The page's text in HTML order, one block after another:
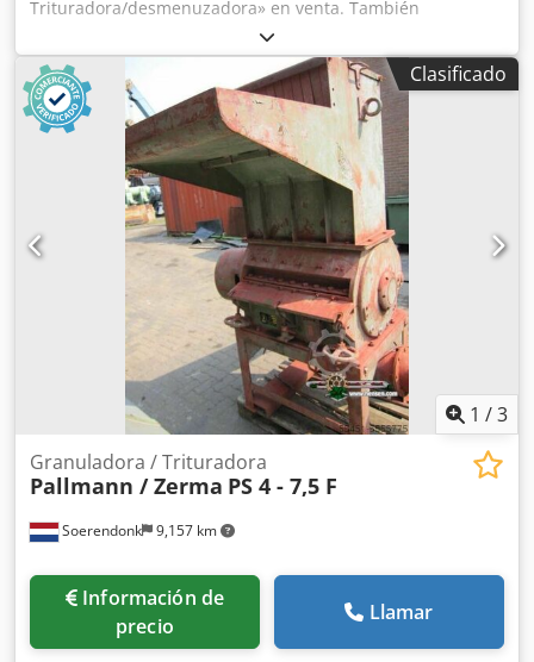
gestión de residuos. GAMA DE MODELOS Y
ESPECIFICACIONES TÉCNICAS • FGR S: Capacidad: Hasta
400 kg/h | Potencia total: 15 kW | Rotor: 350x400 mm |
Cuchillas (R+S): 7+2 • FGR M: Capacidad: Hasta 800 kg/h |
Potencia total: 30 kW | Rotor: 350x800 mm | Cuchillas
(R+S): 14+4 • FGR L: Capacidad: Hasta 1.300 kg/h | Potencia
total: 45 kW | Rotor: 350x1200 mm | Cuchillas (R+S): 21+6 •
FGR XL: Capacidad: Hasta 2.000 kg/h | Potencia total: 75 kW
| Rotor: 350x1600 mm | Cuchillas (R+S): 28+8 ¿Listo para
mejorar sus capacidades de reciclaje industrial con una
granulación de alto rendimiento? Contáctenos para una
cotización personalizada, dibujos técnicos detallados o
para organizar una prueba de rendimiento. Mizar
Recycling Machinery
Trituradora/desmenuzadora» en venta. También
ofrecemos diversos modelos de otros fabricantes, como
Pallmann y Lindner. Consulte nuestro catálogo completo
en nuestra página web. Fabricante: Herbold Modelo:
600/1000 Equipado con motor de 55 kW. Codeggfkbepfx
Anqerf
Clasificado
1 /3
Soerendonk 9,157 km
Granuladora / Trituradora
Pallmann / Zerma PS 4 - 7,5 F
Información de
precio
Llamar